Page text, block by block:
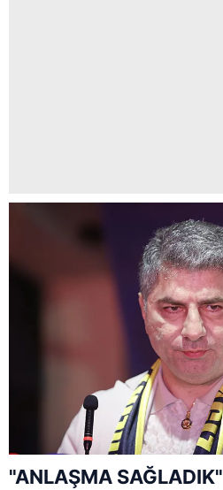
"ANLAŞMA SAĞLADIK"